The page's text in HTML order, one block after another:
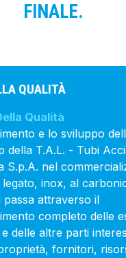
FINALE.
QUALITÀ
Qualità
e lo sviluppo
della T.A.L. - Tubi
S.p.A. nel
legato, inox, al
passa attraverso il
completo delle
delle altre parti
fornitori,